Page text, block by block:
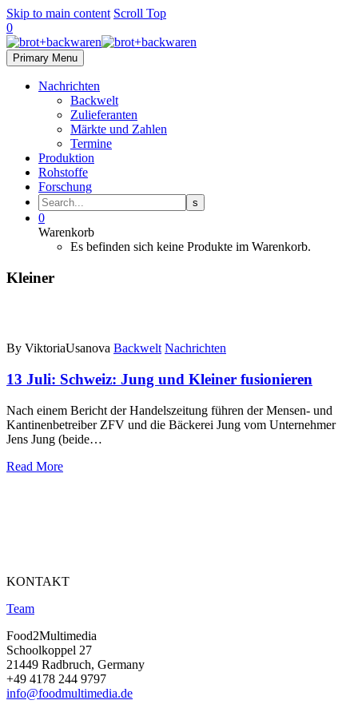
Skip to main content Scroll Top
0
Primary Menu
Nachrichten
Backwelt
Zulieferanten
Märkte und Zahlen
Termine
Produktion
Rohstoffe
Forschung
0
Warenkorb
Es befinden sich keine Produkte im Warenkorb.
Kleiner
By ViktoriaUsanova Backwelt Nachrichten
13 Juli: Schweiz: Jung und Kleiner fusionieren
Nach einem Bericht der Handelszeitung führen der Mensen- und
Kantinenbetreiber ZFV und die Bäckerei Jung vom Unternehmer
Jens Jung (beide…
Read More
KONTAKT
Team
Food2Multimedia
Schoolkoppel 27
21449 Radbruch, Germany
+49 4178 244 9797
info@foodmultimedia.de